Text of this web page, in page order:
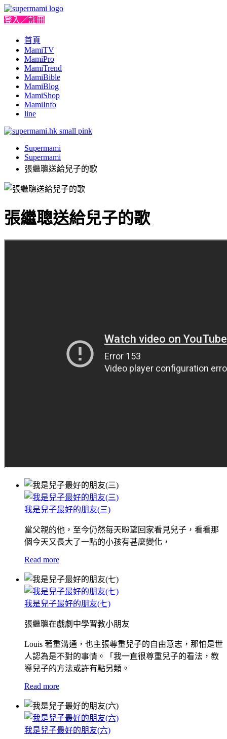
登入／註冊
首頁
MamiTV
MamiPro
MamiTrend
MamiBible
MamiBlog
MamiShop
MamiInfo
line
Supermami
Supermami
張繼聰送給兒子的歌
張繼聰送給兒子的歌
我是兒子最好的朋友(三)
當父親的他，至今仍然每天盼望回家看見兒子，看看那
個今天又長大了一點的小孩有甚麼變化，
Read more
我是兒子最好的朋友(七)
張繼聰在戲劇中學習教小朋友
Louis 著重溝通，也主張尊重兒子的自由意志，那怕是世
人認為是不對的事情。「我一直很尊重兒子的看法，教
導兒子的方法或許有點另類。
Read more
我是兒子最好的朋友(六)